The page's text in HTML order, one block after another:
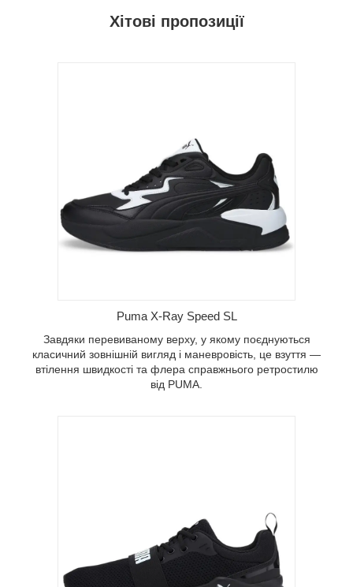
Хітові пропозиції
Puma X-Ray Speed SL
Завдяки перевиваному верху, у якому поєднуються
класичний зовнішній вигляд і маневровість, це взуття —
втілення швидкості та флера справжнього ретростилю
від PUMA.